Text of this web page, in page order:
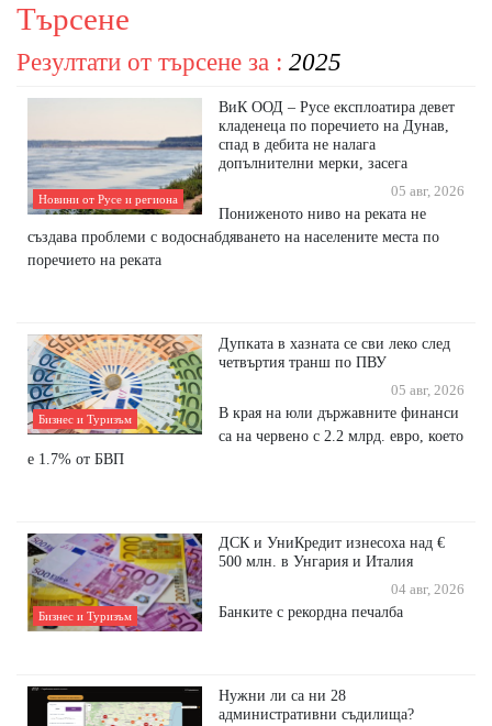
Търсене
Резултати от търсене за : 2025
Новини от Русе и региона
ВиК ООД – Русе експлоатира девет
кладенеца по поречието на Дунав,
спад в дебита не налага
допълнителни мерки, засега
05 авг, 2026
Пониженото ниво на реката не
създава проблеми с водоснабдяването на населените места по
поречието на реката
Бизнес и Туризъм
Дупката в хазната се сви леко след
четвъртия транш по ПВУ
05 авг, 2026
В края на юли държавните финанси
са на червено с 2.2 млрд. евро, което
е 1.7% от БВП
Бизнес и Туризъм
ДСК и УниКредит изнесоха над €
500 млн. в Унгария и Италия
04 авг, 2026
Банките с рекордна печалба
Нужни ли са ни 28
административни съдилища?